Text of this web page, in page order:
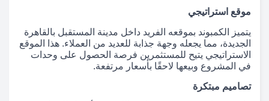
موقع استراتيجي
يتميز الكمبوند بموقعه الفريد داخل مدينة المستقبل بالقاهرة
الجديدة، مما يجعله وجهة جذابة للعديد من العملاء. هذا الموقع
الاستراتيجي يتيح للمستثمرين فرصة الحصول على وحدات
في المشروع وبيعها لاحقًا بأسعار مرتفعة.
تصاميم مبتكرة